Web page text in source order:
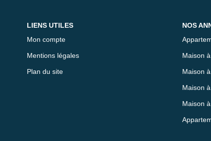
LIENS UTILES
Mon compte
Mentions légales
Plan du site
NOS
Maison
Maison
Maison
Maison